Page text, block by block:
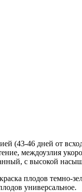
(43-46 дней от
междоузлия
с высокой
плодов темно-
универсальное.